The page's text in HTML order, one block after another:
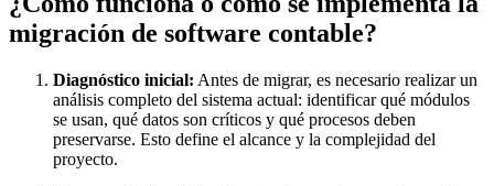
migración de software contable?
Diagnóstico inicial: Antes de migrar, es necesario realizar un
análisis completo del sistema actual: identificar qué módulos
se usan, qué datos son críticos y qué procesos deben
preservarse. Esto define el alcance y la complejidad del
proyecto.